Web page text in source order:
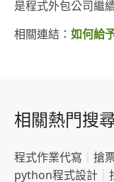
是程式外包公司繼
相關連結： 如何給
相關熱門搜
程式作業代寫 搶
python程式設計